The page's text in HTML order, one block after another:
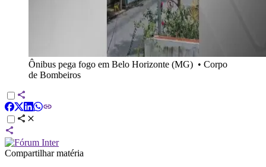
Ônibus pega fogo em Belo Horizonte (MG) • Corpo
de Bombeiros
Compartilhar matéria